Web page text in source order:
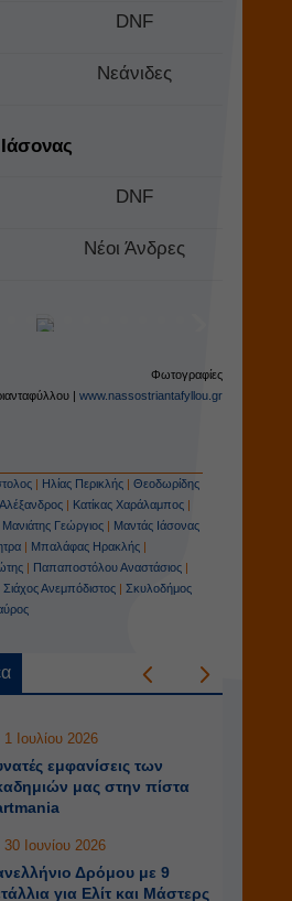
DNF
Νεάνιδες
DNF
Νέοι Άνδρες
Φωτογραφίες
|www.nassostriantafyllou.gr
| Ηλίας Περικλής| Θεοδωρίδης
| Κατίκας Χαράλαμπος|
Μανιάτης Γεώργιος|
Μαντάς Ιάσονας
| Μπαλάφας Ηρακλής|
| Παπαποστόλου Αναστάσιος|
Σιάχος Ανεμπόδιστος| Σκυλοδήμος
1 Ιουλίου 2026
εμφανίσεις των
μας στην πίστα
30 Ιουνίου 2026
Δρόμου με 9
για Ελίτ και Μάστερς